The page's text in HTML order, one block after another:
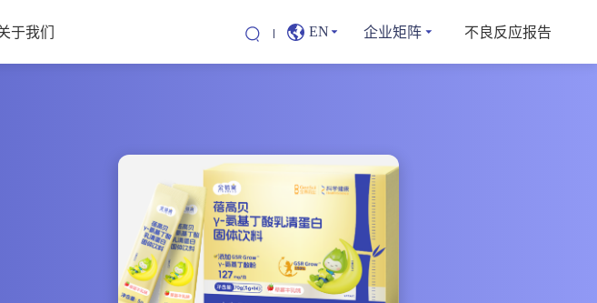
于我们 EN 企业矩阵 不良反应报告